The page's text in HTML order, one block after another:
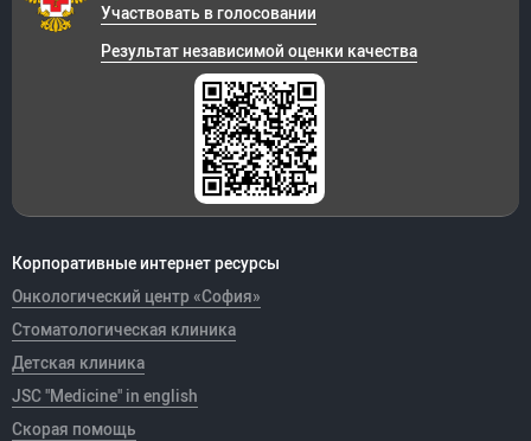
Корпоративные интернет ресурсы
Онкологический центр «София»
Стоматологическая клиника
Детская клиника
JSC "Medicine" in english
Скорая помощь
Участвовать в голосовании
Результат независимой оценки качества